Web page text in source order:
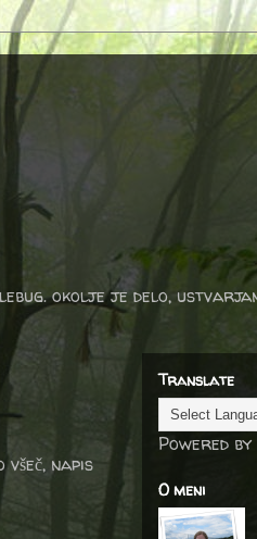
okolje je delo,
napis
Translate
Powered by
O meni